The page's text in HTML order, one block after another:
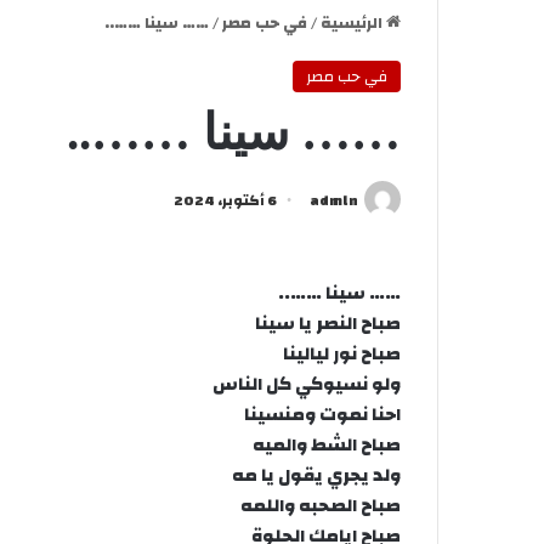
الرئيسية/في حب مصر/…… سينا ……..
في حب مصر
…… سينا ……..
admln 6 أكتوبر، 2024
…… سينا ……..
صباح النصر يا سينا
صباح نور ليالينا
ولو نسيوكي كل الناس
احنا نموت ومنسينا
صباح الشط والميه
ولد يجري يقول يا مه
صباح الصحبه واللمه
صباح ايامك الحلوة